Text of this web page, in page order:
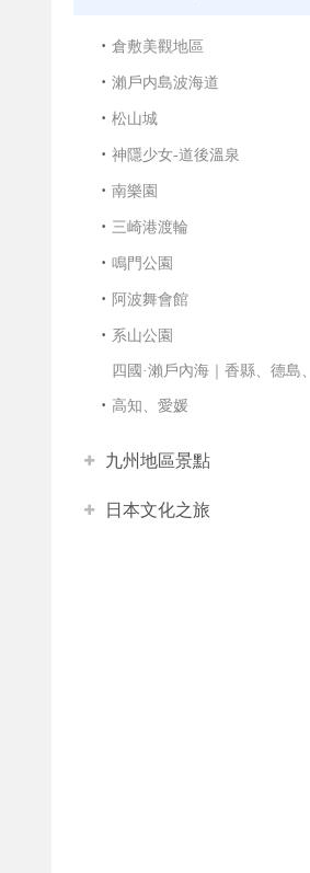
倉敷美觀地區
瀨戶内島波海道
松山城
神隱少女-道後溫泉
南樂園
三崎港渡輪
鳴門公園
阿波舞會館
系山公園
四國·瀨戶內海｜香縣、德島、
高知、愛媛
九州地區景點
日本文化之旅